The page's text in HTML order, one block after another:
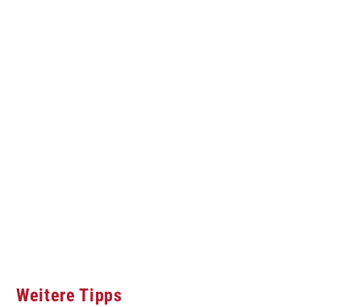
Weitere Tipps